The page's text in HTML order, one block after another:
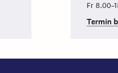
Fr
Termin